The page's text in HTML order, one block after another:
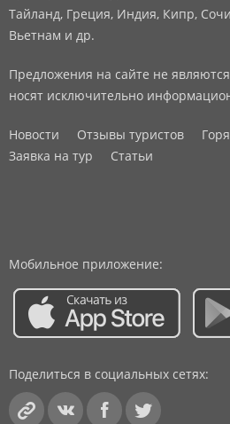
Тайланд, Греция, Индия, Кипр,
Вьетнам и др.
Предложения на сайте не
носят исключительно
Новости Отзывы туристов
Заявка на тур
Статьи
Мобильное приложение:
Поделиться в социальных сетях: